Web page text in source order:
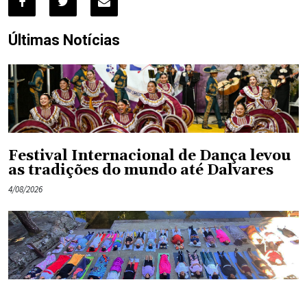
Últimas Notícias
Festival Internacional de Dança levou
as tradições do mundo até Dalvares
4/08/2026